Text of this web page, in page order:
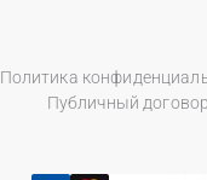
Политика
Публичный договор